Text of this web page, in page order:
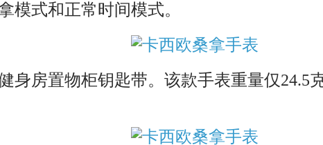
模式和正常时间模式。
房置物柜钥匙带。该款手表重量仅24.5